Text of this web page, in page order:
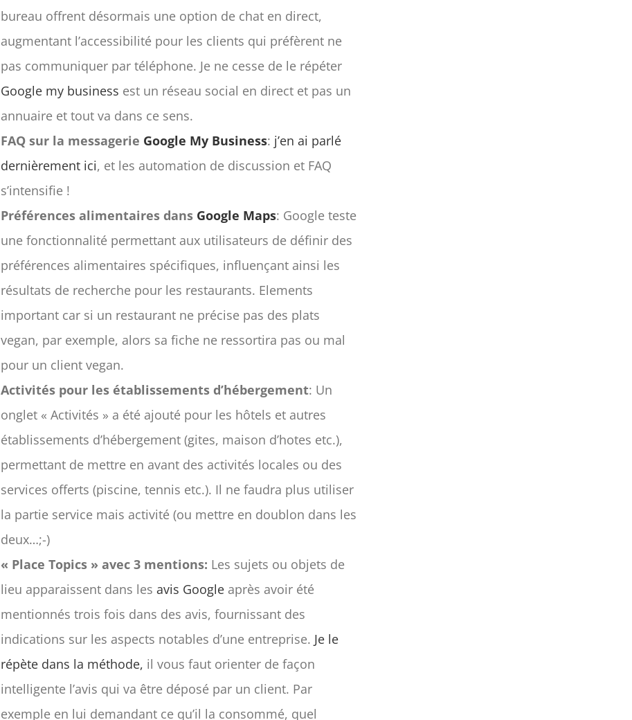
bureau offrent désormais une option de chat en direct,
augmentant l’accessibilité pour les clients qui préfèrent ne
pas communiquer par téléphone. Je ne cesse de le répéter
Google my business est un réseau social en direct et pas un
annuaire et tout va dans ce sens.
FAQ sur la messagerie Google My Business: j’en ai parlé
dernièrement ici, et les automation de discussion et FAQ
s’intensifie !
Préférences alimentaires dans Google Maps: Google teste
une fonctionnalité permettant aux utilisateurs de définir des
préférences alimentaires spécifiques, influençant ainsi les
résultats de recherche pour les restaurants. Elements
important car si un restaurant ne précise pas des plats
vegan, par exemple, alors sa fiche ne ressortira pas ou mal
pour un client vegan.
Activités pour les établissements d’hébergement: Un
onglet « Activités » a été ajouté pour les hôtels et autres
établissements d’hébergement (gites, maison d’hotes etc.),
permettant de mettre en avant des activités locales ou des
services offerts (piscine, tennis etc.). Il ne faudra plus utiliser
la partie service mais activité (ou mettre en doublon dans les
deux…;-)
« Place Topics » avec 3 mentions: Les sujets ou objets de
lieu apparaissent dans lesavis Google après avoir été
mentionnés trois fois dans des avis, fournissant des
indications sur les aspects notables d’une entreprise. Je le
répète dans la méthode, il vous faut orienter de façon
intelligente l’avis qui va être déposé par un client. Par
exemple en lui demandant ce qu’il la consommé, quel